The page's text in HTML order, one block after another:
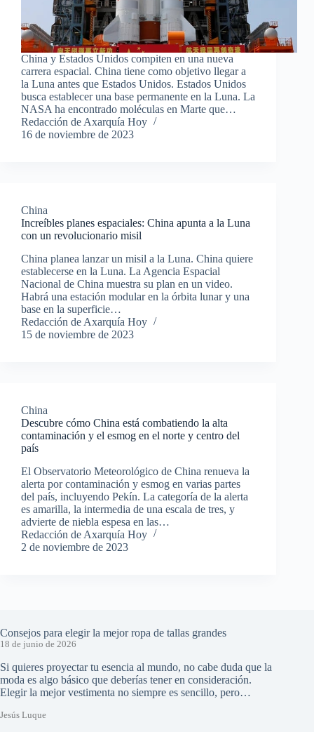
China y Estados Unidos compiten en una nueva
carrera espacial. China tiene como objetivo llegar a
la Luna antes que Estados Unidos. Estados Unidos
busca establecer una base permanente en la Luna. La
NASA ha encontrado moléculas en Marte que…
Redacción de Axarquía Hoy
16 de noviembre de 2023
China
Increíbles planes espaciales: China apunta a la Luna
con un revolucionario misil
China planea lanzar un misil a la Luna. China quiere
establecerse en la Luna. La Agencia Espacial
Nacional de China muestra su plan en un video.
Habrá una estación modular en la órbita lunar y una
base en la superficie…
Redacción de Axarquía Hoy
15 de noviembre de 2023
China
Descubre cómo China está combatiendo la alta
contaminación y el esmog en el norte y centro del
país
El Observatorio Meteorológico de China renueva la
alerta por contaminación y esmog en varias partes
del país, incluyendo Pekín. La categoría de la alerta
es amarilla, la intermedia de una escala de tres, y
advierte de niebla espesa en las…
Redacción de Axarquía Hoy
2 de noviembre de 2023
Consejos para elegir la mejor ropa de tallas grandes
18 de junio de 2026
Si quieres proyectar tu esencia al mundo, no cabe duda que la
moda es algo básico que deberías tener en consideración.
Elegir la mejor vestimenta no siempre es sencillo, pero…
Jesús Luque